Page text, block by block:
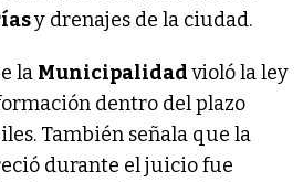
y drenajes de la ciudad.
la Municipalidadvioló la ley
dentro del plazo
También señala que la
durante el juicio fue